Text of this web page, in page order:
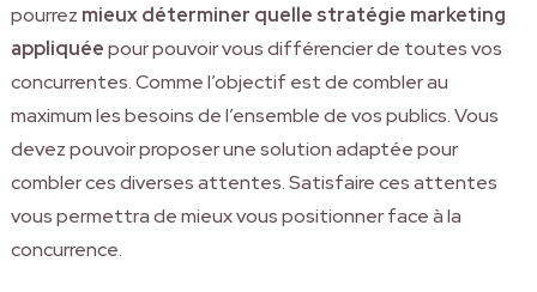
pourrez mieux déterminer quelle stratégie marketing
appliquéepour pouvoir vous différencier de toutes vos
concurrentes. Comme l’objectif est de combler au
maximum les besoins de l’ensemble de vos publics. Vous
devez pouvoir proposer une solution adaptée pour
combler ces diverses attentes. Satisfaire ces attentes
vous permettra de mieux vous positionner face à la
concurrence.